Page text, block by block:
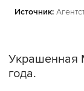
Источник:
Украшенная
года.